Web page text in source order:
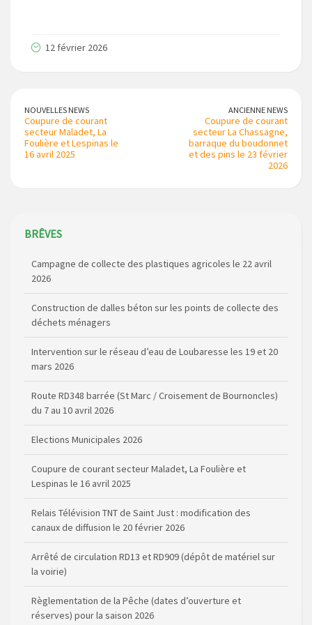
12 février 2026
NOUVELLES NEWS
Coupure de courant
secteur Maladet, La
Foulière et Lespinas le
16 avril 2025
ANCIENNE NEWS
Coupure de courant
secteur La Chassagne,
barraque du boudonnet
et des pins le 23 février
2026
BRÊVES
Campagne de collecte des plastiques agricoles le 22 avril
2026
Construction de dalles béton sur les points de collecte des
déchets ménagers
Intervention sur le réseau d’eau de Loubaresse les 19 et 20
mars 2026
Route RD348 barrée (St Marc / Croisement de Bournoncles)
du 7 au 10 avril 2026
Elections Municipales 2026
Lespinas le 16 avril 2025
Relais Télévision TNT de Saint Just : modification des
canaux de diffusion le 20 février 2026
Arrêté de circulation RD13 et RD909 (dépôt de matériel sur
la voirie)
Règlementation de la Pêche (dates d’ouverture et
réserves) pour la saison 2026
Règlement communal de l’eau